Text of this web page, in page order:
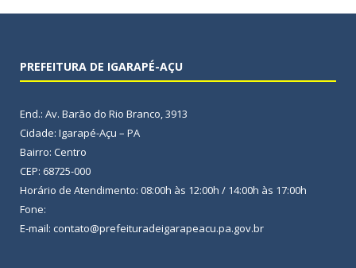
PREFEITURA DE IGARAPÉ-AÇU
End.: Av. Barão do Rio Branco, 3913
Cidade: Igarapé-Açu – PA
Bairro: Centro
CEP: 68725-000
Horário de Atendimento: 08:00h às 12:00h / 14:00h às 17:00h
Fone:
E-mail: contato@prefeituradeigarapeacu.pa.gov.br